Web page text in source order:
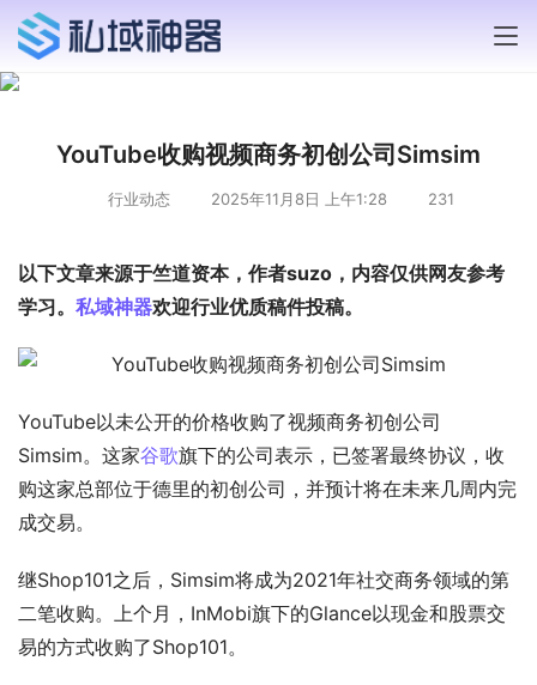
YouTube收购视频商务初创公司Simsim
行业动态 2025年11月8日 上午1:28 231
以下文章来源于竺道资本，作者suzo，内容仅供网友参考
学习。 私域神器欢迎行业优质稿件投稿。
YouTube以未公开的价格收购了视频商务初创公司
Simsim。这家谷歌旗下的公司表示，已签署最终协议，收
购这家总部位于德里的初创公司，并预计将在未来几周内完
成交易。
继Shop101之后，Simsim将成为2021年社交商务领域的第
二笔收购。上个月，InMobi旗下的Glance以现金和股票交
易的方式收购了Shop101。